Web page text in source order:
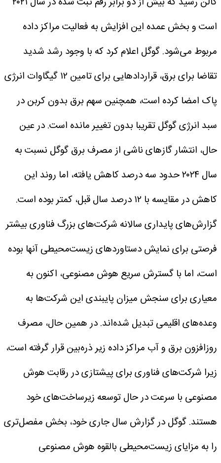
است و بخش عمده این افزایش به فعالیت مراکز داده
مربوط می‌شود.گوگل اعلام کرد که با وجود رشد شدید
تقاضا برای برق، قراردادهایی برای تامین ۱۲ گیگاوات انرژی
پاک امضا کرده است، همچنین سهم برق بدون کربن در
سبد انرژی گوگل تقریبا بدون تغییر مانده است.در عین
حال، انتشار گازهای ناشی از مصرف برق گوگل نسبت به
سال ۲۰۲۴ حدود سه درصد کاهش یافته، اما روند این
کاهش در مقایسه با ۱۲ درصد سال قبل، کمتر بوده است.
گزارش‌های پایداری سالانه شرکت‌های بزرگ فناوری بیشتر
فرصتی برای نمایش دستاوردهای زیست‌محیطی آنها بوده
است، اما با گسترش سریع هوش مصنوعی، اکنون به
معیاری برای سنجش میزان پایبندی این شرکت‌ها به
وعده‌های اقلیمی تبدیل شده‌اند.در همین حال، مصرف
روزافزون برق و آب مراکز داده زیر ذره‌بین قرار گرفته است،
زیرا شرکت‌های فناوری برای پیشتازی در رقابت هوش
مصنوعی با سرعت در حال توسعه زیرساخت‌های خود
هستند.گوگل در گزارش سال جاری خود، بخش مفصل‌تری
را به مزایای زیست‌محیطی بالقوه هوش مصنوعی